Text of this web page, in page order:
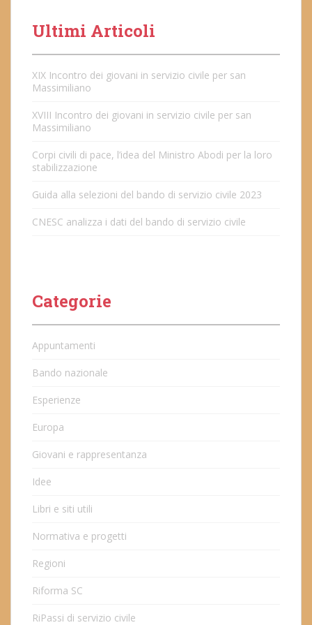
Ultimi Articoli
XIX Incontro dei giovani in servizio civile per san
Massimiliano
XVIII Incontro dei giovani in servizio civile per san
Massimiliano
Corpi civili di pace, l’idea del Ministro Abodi per la loro
stabilizzazione
Guida alla selezioni del bando di servizio civile 2023
CNESC analizza i dati del bando di servizio civile
Categorie
Appuntamenti
Bando nazionale
Esperienze
Europa
Giovani e rappresentanza
Idee
Libri e siti utili
Normativa e progetti
Regioni
Riforma SC
RiPassi di servizio civile